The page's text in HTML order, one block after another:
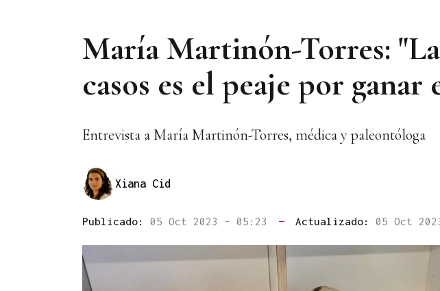
María Martinón-Torres:
casos es el peaje por ganar
Entrevista a María Martinón-Torres, médica y paleontóloga
Xiana Cid
Publicado: 05 Oct 2023 - 05:23 — Actualizado: 05 Oct